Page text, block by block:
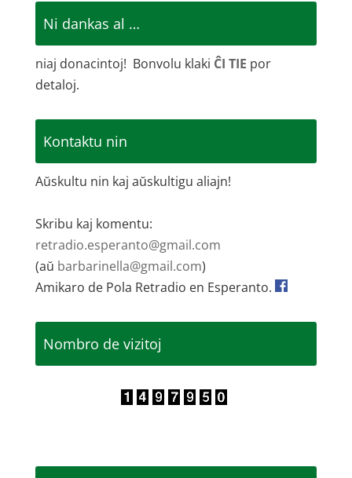
Ni dankas al …
niaj donacintoj! Bonvolu klaki ĈI TIE por
detaloj.
Kontaktu nin
Aŭskultu nin kaj aŭskultigu aliajn!
Skribu kaj komentu:
retradio.esperanto@gmail.com
(aŭ barbarinella@gmail.com)
Amikaro de Pola Retradio en Esperanto.
Nombro de vizitoj